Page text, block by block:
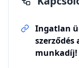
Ingatlan
szerződés
munkadíj!